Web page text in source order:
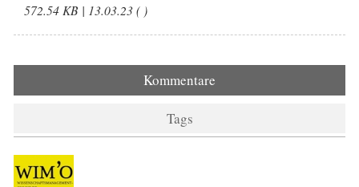
572.54 KB | 13.03.23 ( )
Kommentare
Tags